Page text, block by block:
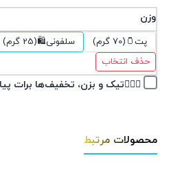
وزن
پت🫙(70 گرم) سلفونی🛍(25 گرم)
حذف انتخاب
👉🏽✅تیک و بزن، تخفیف‌ها برات
محصولات مرتبط